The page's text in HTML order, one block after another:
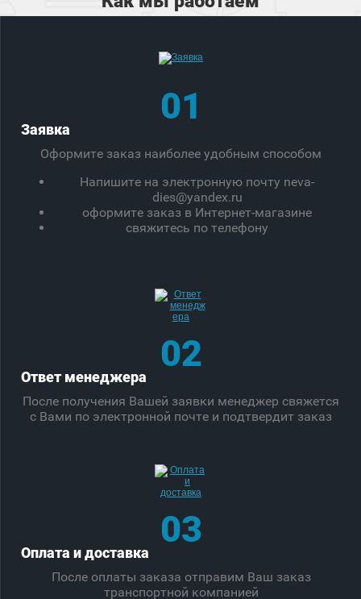
01
Заявка
Оформите заказ наиболее удобным способом
Напишите на электронную почту neva-
dies@yandex.ru
оформите заказ в Интернет-магазине
свяжитесь по телефону
02
Ответ менеджера
После получения Вашей заявки менеджер свяжется
с Вами по электронной почте и подтвердит заказ
03
Оплата и доставка
После оплаты заказа отправим Ваш заказ
транспортной компанией